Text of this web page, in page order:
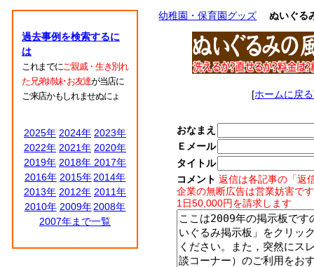
過去事例を検索するに
は
これまでにご親戚・生き別れ
た兄弟姉妹･お友達が当店に
ご来店かもしれませぬにょ
2025年 2024年 2023年
2022年 2021年 2020年
2019年 2018年 2017年
2016年 2015年 2014年
2013年 2012年 2011年
2010年 2009年 2008年
2007年まで一覧
幼稚園・保育園グッズ
ぬいぐる
[ホームに戻る
おなまえ
Ｅメール
タイトル
コメント 返信は各記事の「返
企業の無断広告は営業妨害で
1日50,000円を請求します